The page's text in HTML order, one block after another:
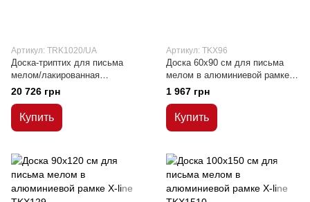
Артикул: TRK1020/UA
Доска-триптих для письма
мелом/лакированная
поверхность в алюминиевой
рамке C-Line 100х200/400 см
20 726 грн
Купить
Артикул: TKX96
Доска 60х90 см для письма
мелом в алюминиевой рамке
Х-line
1 967 грн
Купить